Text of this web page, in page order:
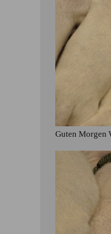
Guten Morgen